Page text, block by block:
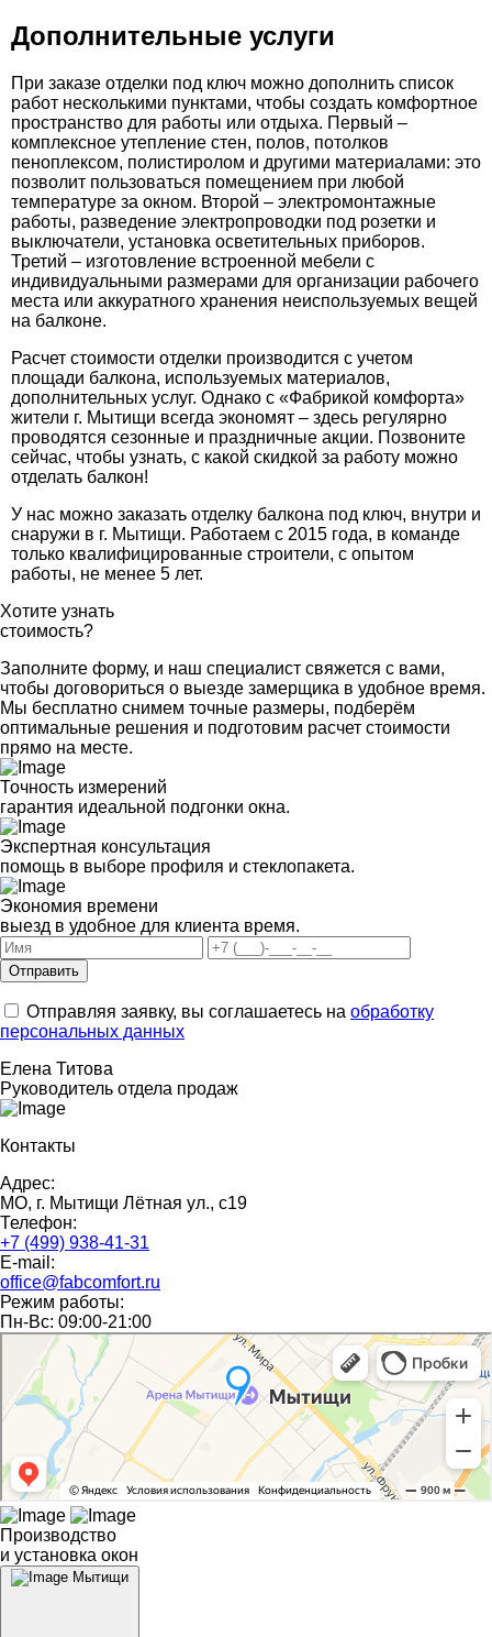
Дополнительные услуги
При заказе отделки под ключ можно дополнить список
работ несколькими пунктами, чтобы создать комфортное
пространство для работы или отдыха. Первый –
комплексное утепление стен, полов, потолков
пеноплексом, полистиролом и другими материалами: это
позволит пользоваться помещением при любой
температуре за окном. Второй – электромонтажные
работы, разведение электропроводки под розетки и
выключатели, установка осветительных приборов.
Третий – изготовление встроенной мебели с
индивидуальными размерами для организации рабочего
места или аккуратного хранения неиспользуемых вещей
на балконе.
Расчет стоимости отделки производится с учетом
площади балкона, используемых материалов,
дополнительных услуг. Однако с «Фабрикой комфорта»
жители г. Мытищи всегда экономят – здесь регулярно
проводятся сезонные и праздничные акции. Позвоните
сейчас, чтобы узнать, с какой скидкой за работу можно
отделать балкон!
У нас можно заказать отделку балкона под ключ, внутри и
снаружи в г. Мытищи. Работаем с 2015 года, в команде
только квалифицированные строители, с опытом
работы, не менее 5 лет.
Хотите узнать
стоимость?
Заполните форму, и наш специалист свяжется с вами,
чтобы договориться о выезде замерщика в удобное время.
Мы бесплатно снимем точные размеры, подберём
оптимальные решения и подготовим расчет стоимости
прямо на месте.
Точность измерений
гарантия идеальной подгонки окна.
Экспертная консультация
помощь в выборе профиля и стеклопакета.
Экономия времени
выезд в удобное для клиента время.
Отправить
Отправляя заявку, вы соглашаетесь на обработку
персональных данных
Елена Титова
Руководитель отдела продаж
Контакты
Адрес:
МО, г. Мытищи Лётная ул., с19
Телефон:
+7 (499) 938-41-31
E-mail:
office@fabcomfort.ru
Режим работы:
Пн-Вс: 09:00-21:00
Производство
и установка окон
Мытищи